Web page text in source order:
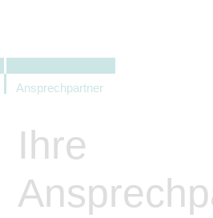
Ansprechpartner
Ihre